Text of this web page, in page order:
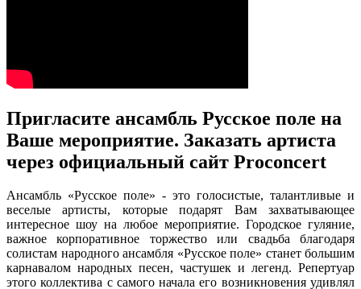
Пригласите ансамбль Русское поле на
Ваше мероприятие. Заказать артиста
через официальный сайт Proconcert
Ансамбль «Русское поле» - это голосистые, талантливые и
веселые артисты, которые подарят Вам захватывающее
интересное шоу на любое мероприятие. Городское гуляние,
важное корпоративное торжество или свадьба благодаря
солистам народного ансамбля «Русское поле» станет большим
карнавалом народных песен, частушек и легенд. Репертуар
этого коллектива с самого начала его возникновения удивлял